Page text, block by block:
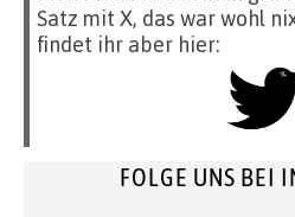
Satz mit X, das war wohl
findet ihr aber hier:
FOLGE UNS BEI